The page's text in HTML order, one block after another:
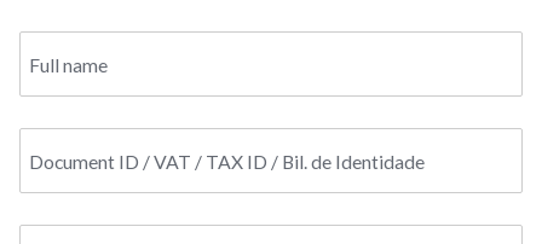
Full name
Document ID / VAT / TAX ID / Bil. de Identidade